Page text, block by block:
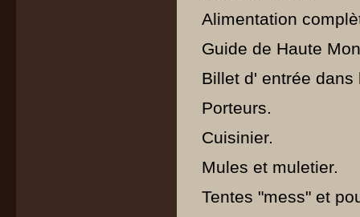
Alimentation
Guide de Haute
Billet d' entrée dans
Porteurs.
Cuisinier.
Mules et muletier.
Tentes "mess" et